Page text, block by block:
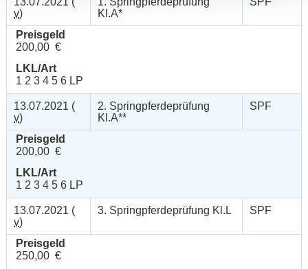
v)
Kl.A*
Preisgeld
200,00 €
LKL/Art
1 2 3 4 5 6 LP
13.07.2021 (
v)
2. Springpferdeprüfung
Kl.A**
SPF
Preisgeld
200,00 €
LKL/Art
1 2 3 4 5 6 LP
13.07.2021 (
v)
3. Springpferdeprüfung Kl.L SPF
Preisgeld
250,00 €